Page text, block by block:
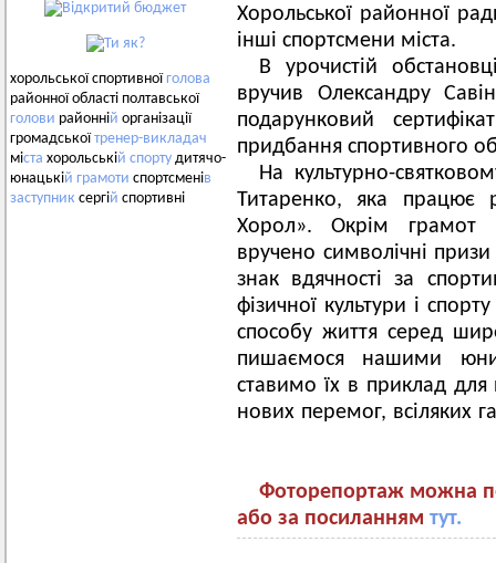
хорольської спортивноїголова
районної області полтавської
голови районній організації
громадськоїтренер-викладач
міста хорольській спорту дитячо-
юнацькій грамоти спортсменів
заступник сергій спортивні
Хорольської районної
інші спортсмени міста.
В урочистій
вручив Олександру
подарунковий
придбання спортивного
На культурно-
Титаренко, яка працює
Хорол». Окрім грамот
вручено символічні
знак вдячності за
фізичної культури і
способу життя серед
пишаємося нашими
ставимо їх в приклад для
нових перемог, всіляких
Фоторепортаж можна
або за посиланням тут.